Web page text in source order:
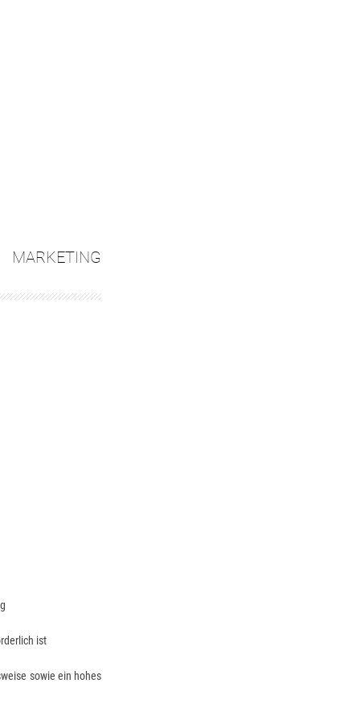
ist
sowie ein hohes